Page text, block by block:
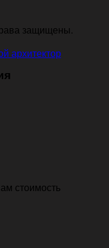
защищены.
архитектор
стоимость